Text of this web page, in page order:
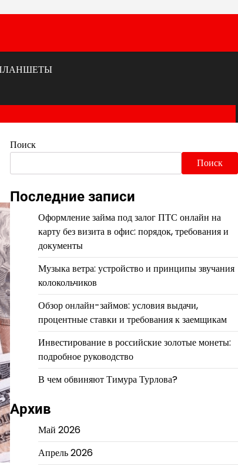
Поиск
Поиск
Последние записи
Оформление займа под залог ПТС онлайн на
карту без визита в офис: порядок, требования и
документы
Музыка ветра: устройство и принципы звучания
колокольчиков
Обзор онлайн-займов: условия выдачи,
процентные ставки и требования к заемщикам
Инвестирование в российские золотые монеты:
подробное руководство
В чем обвиняют Тимура Турлова?
Архив
Май 2026
Апрель 2026